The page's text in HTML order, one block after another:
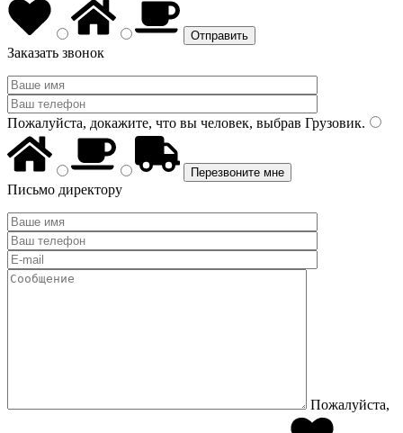
Заказать звонок
Пожалуйста, докажите, что вы человек, выбрав Грузовик.
Письмо директору
Пожалуйста,